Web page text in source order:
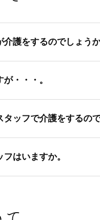
介護をするのでしょう
・・・。
タッフで介護をするの
はいますか。